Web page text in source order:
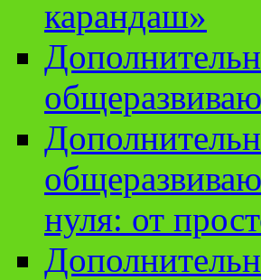
карандаш»
нуля: от